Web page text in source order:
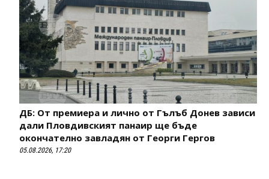
ДБ: От премиера и лично от Гълъб Донев зависи
дали Пловдивският панаир ще бъде
окончателно завладян от Георги Гергов
05.08.2026, 17:20